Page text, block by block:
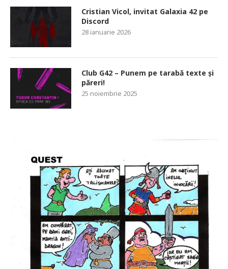
Cristian Vicol, invitat Galaxia 42 pe
Discord
28 ianuarie 2026
Club G42 – Punem pe tarabă texte și
păreri!
25 noiembrie 2025